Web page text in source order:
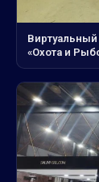
Виртуальный
«Охота и